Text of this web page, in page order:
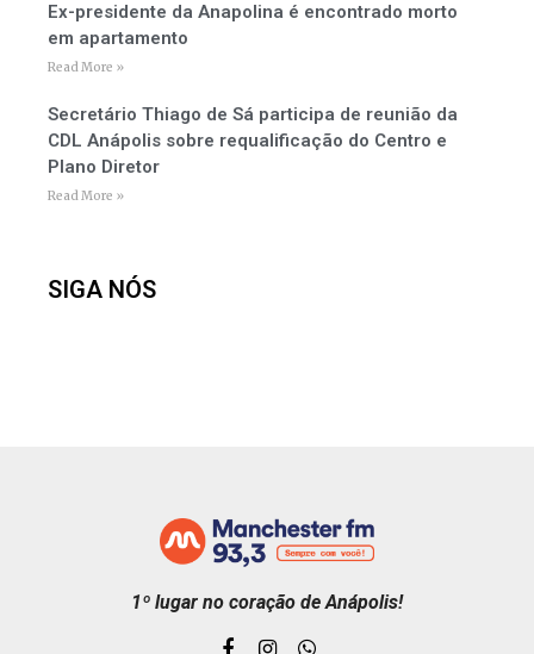
Ex-presidente da Anapolina é encontrado morto
em apartamento
Read More »
Secretário Thiago de Sá participa de reunião da
CDL Anápolis sobre requalificação do Centro e
Plano Diretor
Read More »
SIGA NÓS
1º lugar no coração de Anápolis!